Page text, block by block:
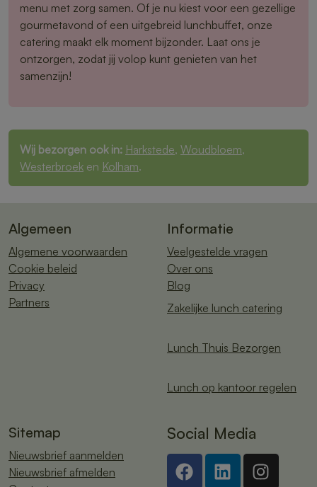
menu met zorg samen. Of je nu kiest voor een gezellige
gourmetavond of een uitgebreid lunchbuffet, onze
catering maakt elk moment bijzonder. Laat ons je
ontzorgen, zodat jij volop kunt genieten van het
samenzijn!
Wij bezorgen ook in: Harkstede, Woudbloem,
Westerbroek en Kolham.
Algemeen
Algemene voorwaarden
Cookie beleid
Privacy
Partners
Informatie
Veelgestelde vragen
Over ons
Blog
Zakelijke lunch catering
Lunch Thuis Bezorgen
Lunch op kantoor regelen
Sitemap
Nieuwsbrief aanmelden
Nieuwsbrief afmelden
Social Media